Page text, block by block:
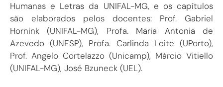
Humanas e Letras da UNIFAL-MG, e os capítulos
são elaborados pelos docentes: Prof. Gabriel
Hornink (UNIFAL-MG), Profa. Maria Antonia de
Azevedo (UNESP), Profa. Carlinda Leite (UPorto),
Prof. Angelo Cortelazzo (Unicamp), Márcio Vitiello
(UNIFAL-MG), José Bzuneck (UEL).